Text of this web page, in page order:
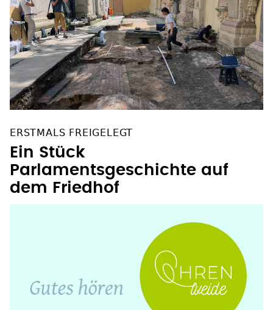
ERSTMALS FREIGELEGT
Ein Stück
Parlamentsgeschichte auf
dem Friedhof